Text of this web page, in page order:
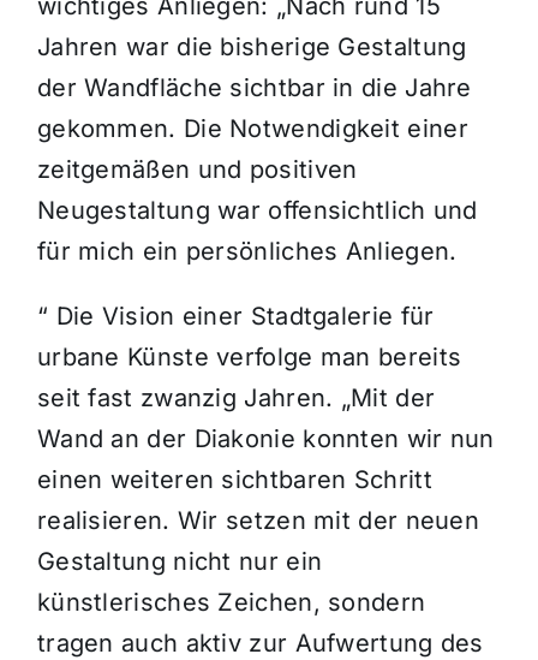
wichtiges Anliegen: „Nach rund 15
Jahren war die bisherige Gestaltung
der Wandfläche sichtbar in die Jahre
gekommen. Die Notwendigkeit einer
zeitgemäßen und positiven
Neugestaltung war offensichtlich und
für mich ein persönliches Anliegen.
“ Die Vision einer Stadtgalerie für
urbane Künste verfolge man bereits
seit fast zwanzig Jahren. „Mit der
Wand an der Diakonie konnten wir nun
einen weiteren sichtbaren Schritt
realisieren. Wir setzen mit der neuen
Gestaltung nicht nur ein
künstlerisches Zeichen, sondern
tragen auch aktiv zur Aufwertung des